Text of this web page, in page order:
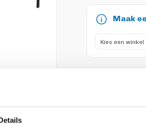
afbeelding
Maak
Betaal